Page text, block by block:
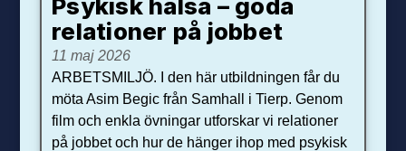
relationer på jobbet
11 maj 2026
ARBETSMILJÖ. I den här utbildningen får du
möta Asim Begic från Samhall i Tierp. Genom
film och enkla övningar utforskar vi relationer
på jobbet och hur de hänger ihop med psykisk